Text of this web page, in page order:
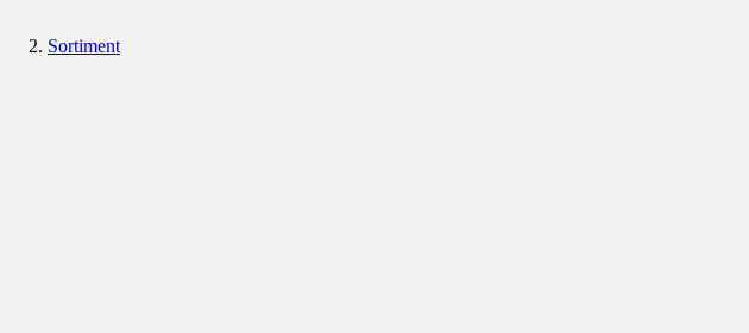
Sortiment